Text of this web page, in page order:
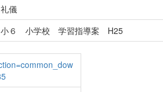
儀
６ 小学校 学習指導案 H25